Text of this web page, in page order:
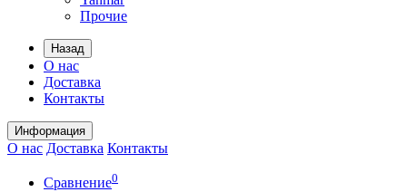
Прочие
Назад
О нас
Доставка
Контакты
Информация
О нас Доставка Контакты
Сравнение0